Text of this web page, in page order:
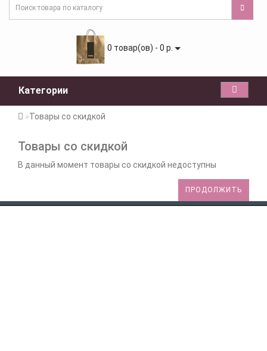
0 товар(ов) - 0 р.
Категории
Товары со скидкой
Товары со скидкой
В данный момент товары со скидкой недоступны
ПРОДОЛЖИТЬ